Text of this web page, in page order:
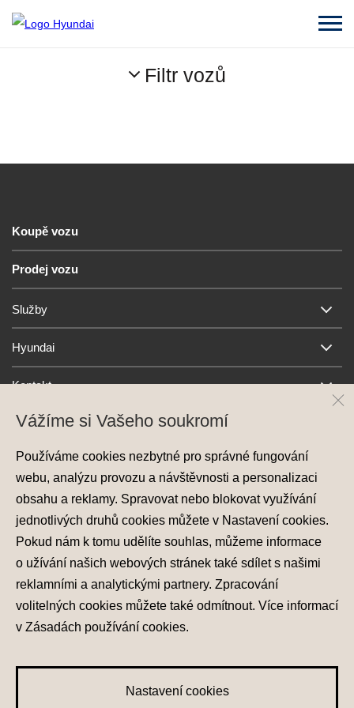
Filtr vozů
Koupě vozu
Prodej vozu
Služby
Hyundai
Kontakt
© 2026 Hyundai Motor Czech s.r.o.
Všechna práva vyhrazena
Ochrana osobních údajů
Nastavení cookies
Vážíme si Vašeho soukromí
Používáme cookies nezbytné pro správné fungování
webu, analýzu provozu a návštěvnosti a personalizaci
obsahu a reklamy. Spravovat nebo blokovat využívání
jednotlivých druhů cookies můžete v Nastavení cookies.
Pokud nám k tomu udělíte souhlas, můžeme informace
o užívání našich webových stránek také sdílet s našimi
reklamními a analytickými partnery. Zpracování
volitelných cookies můžete také odmítnout. Více informací
v Zásadách používání cookies.
Nastavení cookies